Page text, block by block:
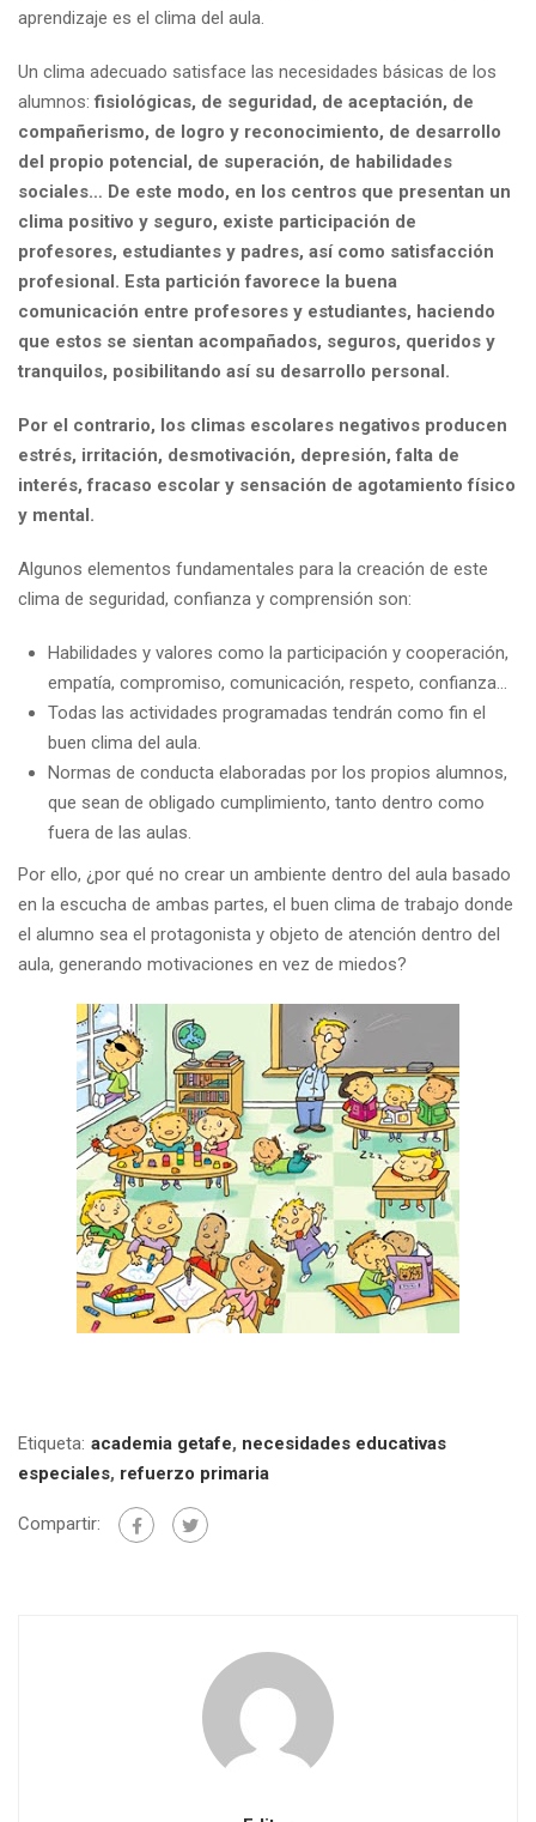
aprendizaje es el clima del aula.
Un clima adecuado satisface las necesidades básicas de los
alumnos:fisiológicas, de seguridad, de aceptación, de
compañerismo, de logro y reconocimiento, de desarrollo
del propio potencial, de superación, de habilidades
sociales… De este modo, en los centros que presentan un
clima positivo y seguro, existe participación de
profesores, estudiantes y padres, así como satisfacción
profesional. Esta partición favorece la buena
comunicación entre profesores y estudiantes, haciendo
que estos se sientan acompañados, seguros, queridos y
tranquilos, posibilitando así su desarrollo personal.
Por el contrario, los climas escolares negativos producen
estrés, irritación, desmotivación, depresión, falta de
interés, fracaso escolar y sensación de agotamiento físico
y mental.
Algunos elementos fundamentales para la creación de este
clima de seguridad, confianza y comprensión son:
Habilidades y valores como la participación y cooperación,
empatía, compromiso, comunicación, respeto, confianza…
Todas las actividades programadas tendrán como fin el
buen clima del aula.
Normas de conducta elaboradas por los propios alumnos,
que sean de obligado cumplimiento, tanto dentro como
fuera de las aulas.
Por ello, ¿por qué no crear un ambiente dentro del aula basado
en la escucha de ambas partes, el buen clima de trabajo donde
el alumno sea el protagonista y objeto de atención dentro del
aula, generando motivaciones en vez de miedos?
Etiqueta: academia getafe, necesidades educativas
especiales, refuerzo primaria
Compartir: